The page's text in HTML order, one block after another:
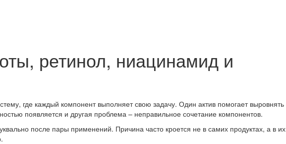
ретинол, ниацинамид и
где каждый компонент выполняет свою задачу. Один актив помогает выровнять
появляется и другая проблема – неправильное сочетание компонентов.
после пары применений. Причина часто кроется не в самих продуктах, а в их